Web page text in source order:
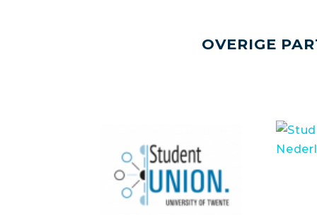
OVERIGE